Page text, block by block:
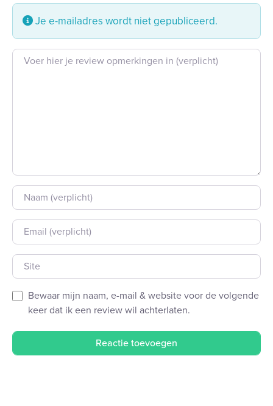
Je e-mailadres wordt niet gepubliceerd.
Beoordeling tekst
Naam
E-mail
Site
Bewaar mijn naam, e-mail & website voor de volgende
keer dat ik een review wil achterlaten.